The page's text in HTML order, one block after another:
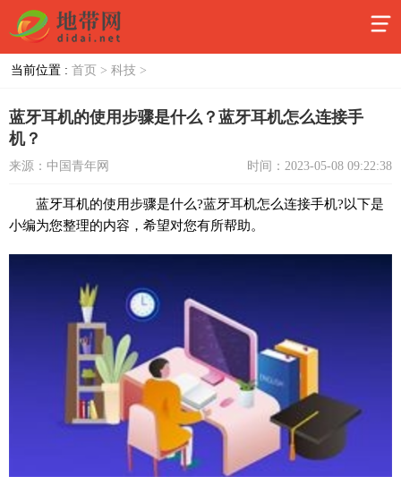
当前位置 : 首页 > 科技 >
蓝牙耳机的使用步骤是什么？蓝牙耳机怎么连接手
机？
来源：中国青年网 时间：2023-05-08 09:22:38
蓝牙耳机的使用步骤是什么?蓝牙耳机怎么连接手机?以下是
小编为您整理的内容，希望对您有所帮助。